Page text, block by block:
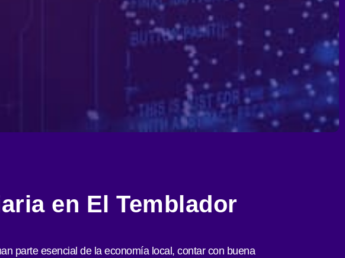
en El Temblador
parte esencial de la economía local, contar con buena